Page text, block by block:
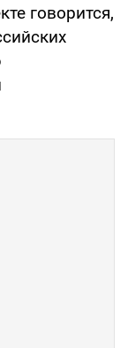
говорится,